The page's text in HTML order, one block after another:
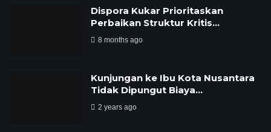
Dispora Kukar Prioritaskan
Perbaikan Struktur Kritis…
8 months ago
Kunjungan ke Ibu Kota Nusantara
Tidak Dipungut Biaya…
2 years ago